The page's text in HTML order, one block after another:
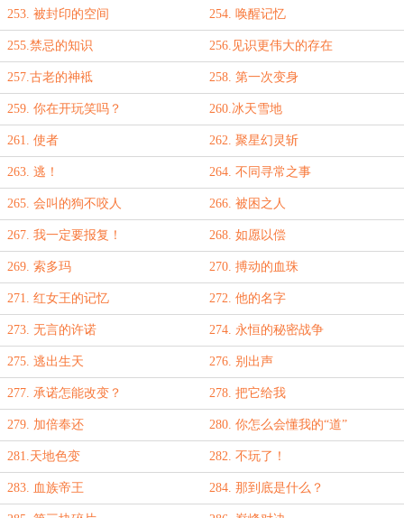
253. 被封印的空间 254. 唤醒记忆
255.禁忌的知识 256.见识更伟大的存在
257.古老的神袛 258. 第一次变身
259. 你在开玩笑吗？ 260.冰天雪地
261. 使者 262. 聚星幻灵斩
263. 逃！ 264. 不同寻常之事
265. 会叫的狗不咬人 266. 被困之人
267. 我一定要报复！ 268. 如愿以偿
269. 索多玛 270. 搏动的血珠
271. 红女王的记忆 272. 他的名字
273. 无言的许诺 274. 永恒的秘密战争
275. 逃出生天 276. 别出声
277. 承诺怎能改变？ 278. 把它给我
279. 加倍奉还 280. 你怎么会懂我的“道”
281.天地色变 282. 不玩了！
283. 血族帝王 284. 那到底是什么？